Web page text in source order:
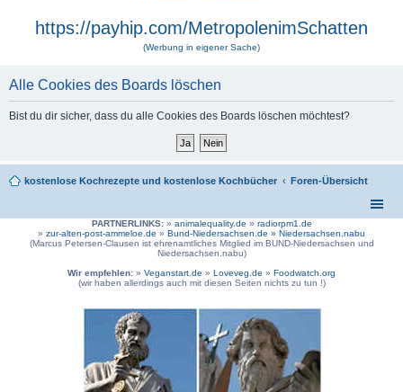
https://payhip.com/MetropolenimSchatten
(Werbung in eigener Sache)
Alle Cookies des Boards löschen
Bist du dir sicher, dass du alle Cookies des Boards löschen möchtest?
kostenlose Kochrezepte und kostenlose Kochbücher Foren-Übersicht
PARTNERLINKS:» animalequality.de » radiorpm1.de
» zur-alten-post-ammeloe.de » Bund-Niedersachsen.de » Niedersachsen.nabu
(Marcus Petersen-Clausen ist ehrenamtliches Mitglied im BUND-Niedersachsen und
Niedersachsen.nabu)
Wir empfehlen: » Veganstart.de » Loveveg.de » Foodwatch.org
(wir haben allerdings auch mit diesen Seiten nichts zu tun !)